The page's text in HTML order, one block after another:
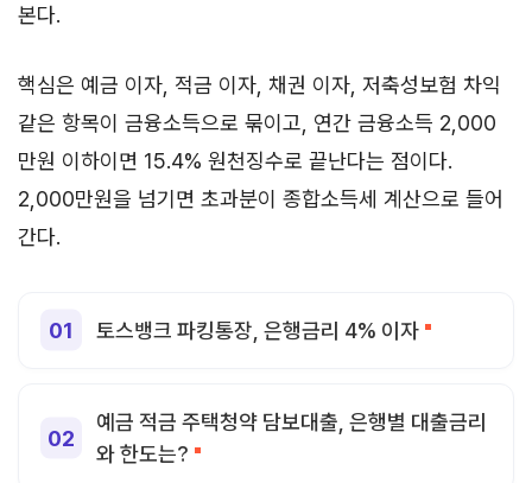
본다.
핵심은 예금 이자, 적금 이자, 채권 이자, 저축성보험 차익
같은 항목이 금융소득으로 묶이고, 연간 금융소득 2,000
만원 이하이면 15.4% 원천징수로 끝난다는 점이다.
2,000만원을 넘기면 초과분이 종합소득세 계산으로 들어
간다.
토스뱅크 파킹통장, 은행금리 4% 이자
예금 적금 주택청약 담보대출, 은행별 대출금리
와 한도는?